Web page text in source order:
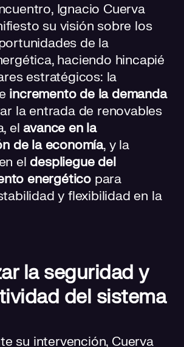
Ignacio Cuerva
su visión sobre los
de la
haciendo hincapié
estratégicos: la
incremento de la demanda
la entrada de renovables
elavance en la
de la economía, y la
el despliegue del
energético para
y flexibilidad en la
la seguridad y
del sistema
su intervención, Cuerva